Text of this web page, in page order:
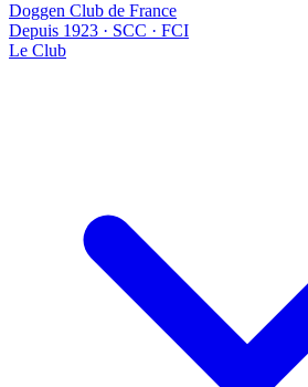
Doggen Club de France
Depuis 1923 · SCC · FCI
Le Club